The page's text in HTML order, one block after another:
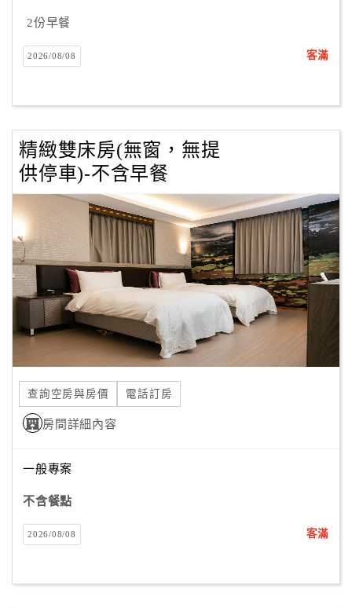
2份早餐
2026/08/08 客滿
精緻雙床房(無窗，無提
供停車)-不含早餐
查詢空房與房價 電話訂房
房間詳細內容
一般專案
不含餐點
2026/08/08 客滿